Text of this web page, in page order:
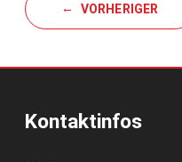
VORHERIGER
Kontaktinfos